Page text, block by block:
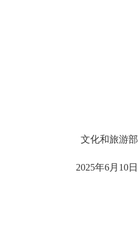
文化和旅游部
2025年6月10日